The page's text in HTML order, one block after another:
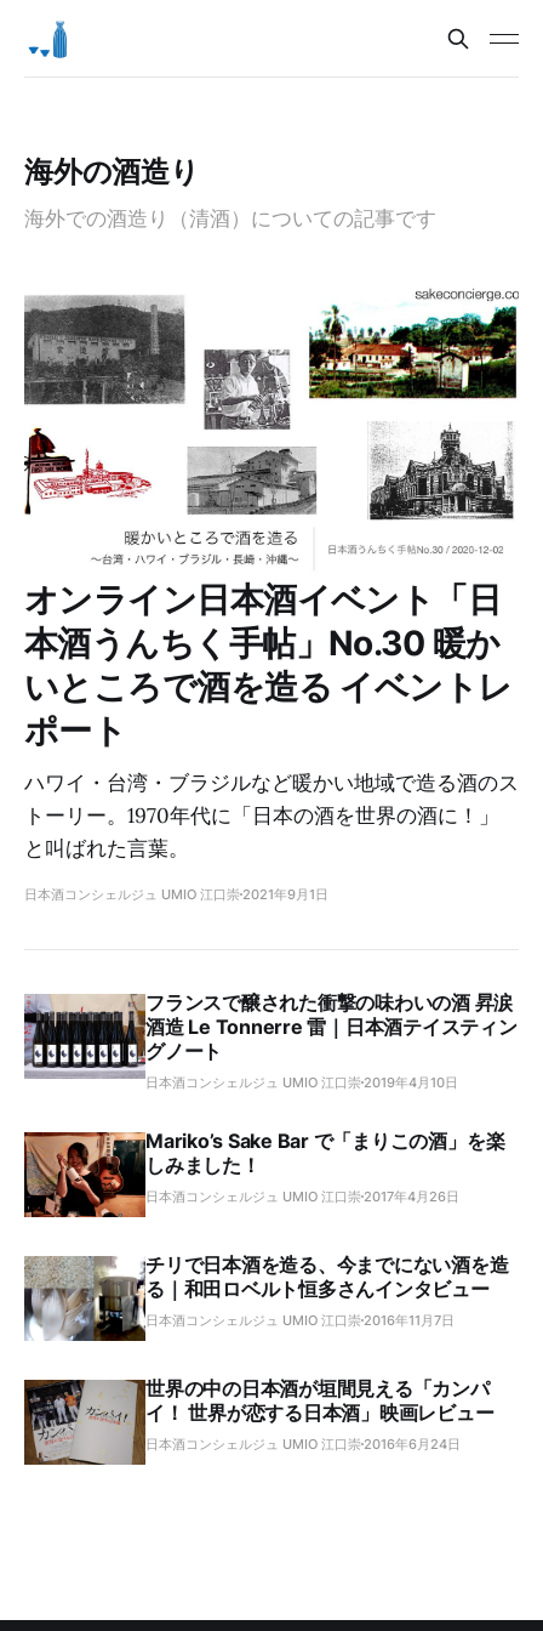
海外の酒造り
海外での酒造り（清酒）についての記事です
オンライン日本酒イベント「日
本酒うんちく手帖」No.30 暖か
いところで酒を造る イベントレ
ポート
ハワイ・台湾・ブラジルなど暖かい地域で造る酒のス
トーリー。1970年代に「日本の酒を世界の酒に！」
と叫ばれた言葉。
日本酒コンシェルジュ UMIO 江口崇 2021年9月1日
フランスで醸された衝撃の味わいの酒 昇涙
酒造 Le Tonnerre 雷｜日本酒テイスティン
グノート
日本酒コンシェルジュ UMIO 江口崇 2019年4月10日
Mariko’s Sake Bar で「まりこの酒」を楽
しみました！
日本酒コンシェルジュ UMIO 江口崇 2017年4月26日
チリで日本酒を造る、今までにない酒を造
る｜和田ロベルト恒多さんインタビュー
日本酒コンシェルジュ UMIO 江口崇 2016年11月7日
世界の中の日本酒が垣間見える「カンパ
イ！ 世界が恋する日本酒」映画レビュー
日本酒コンシェルジュ UMIO 江口崇 2016年6月24日